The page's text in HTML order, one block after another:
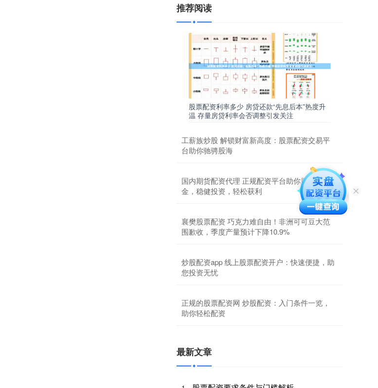
推荐阅读
股票配资利率多少 房贷还款“先息后本”热度升
温 存量房贷利率会否调整引发关注
工薪族炒股 解锁财富新高度：股票配资交易平
台助你驰骋股海
国内期货配资代理 正规配资平台助你股市掘
金，稳健投资，轻松获利
襄樊股票配资 巧克力难自由！非洲可可豆大范
围歉收，季度产量预计下降10.9%
炒股配资app 线上股票配资开户：快速便捷，助
您投资无忧
正规的股票配资网 炒股配资：入门条件一览，
助你轻松配资
最新文章